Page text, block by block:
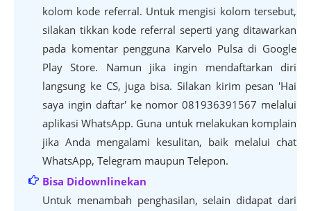
kolom kode referral. Untuk mengisi kolom tersebut,
silakan tikkan kode referral seperti yang ditawarkan
pada komentar pengguna Karvelo Pulsa di Google
Play Store. Namun jika ingin mendaftarkan diri
langsung ke CS, juga bisa. Silakan kirim pesan 'Hai
saya ingin daftar' ke nomor 081936391567 melalui
aplikasi WhatsApp. Guna untuk melakukan komplain
jika Anda mengalami kesulitan, baik melalui chat
WhatsApp, Telegram maupun Telepon.
Bisa Didownlinekan
Untuk menambah penghasilan, selain didapat dari